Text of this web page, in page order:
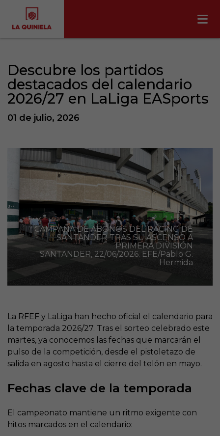
Descubre los partidos
destacados del calendario
2026/27 en LaLiga EASports
01 de julio, 2026
CAMPAÑA DE ABONOS DEL RACING DE
SANTANDER TRAS SU ASCENSO A
PRIMERA DIVISIÓN
SANTANDER, 22/06/2026. EFE/Pablo G.
Hermida
La RFEF y LaLiga han hecho oficial el calendario para
la temporada 2026/27. Tras el sorteo celebrado este
martes, ya conocemos las fechas que marcarán el
pulso de la competición, desde el pistoletazo de
salida en agosto hasta el cierre del telón en mayo.
Fechas clave de la temporada
El campeonato mantiene un ritmo exigente con
hitos marcados en el calendario: